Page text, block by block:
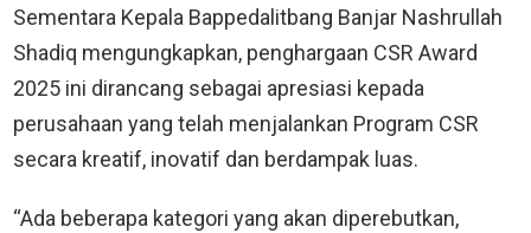
Sementara Kepala Bappedalitbang Banjar Nashrullah
Shadiq mengungkapkan, penghargaan CSR Award
2025 ini dirancang sebagai apresiasi kepada
perusahaan yang telah menjalankan Program CSR
secara kreatif, inovatif dan berdampak luas.
“Ada beberapa kategori yang akan diperebutkan,